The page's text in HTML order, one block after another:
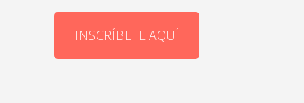
INSCRÍBETE AQUÍ